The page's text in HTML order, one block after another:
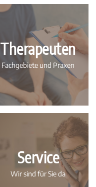
Therapeuten
Fachgebiete und Praxen
Service
Wir sind für Sie da